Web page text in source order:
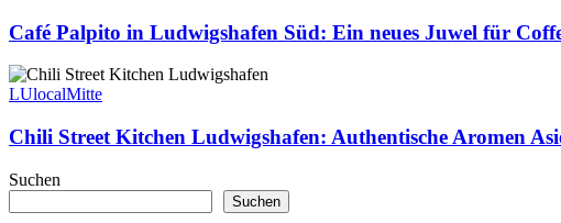
Ludwigshafen
Süd:
Ein
neues
Juwel
für
Coffelover
Genussfreunde
Café Palpito in Ludwigshafen Süd: Ein neues Juwel für
Chili
Street
Ludwigshafen:
Authentische
Aromen
Asiens
am
LUlocalMitte
Chili Street Kitchen Ludwigshafen: Authentische Aromen
Suchen
Suchen